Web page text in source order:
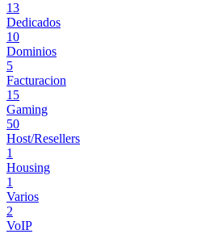
13
Dedicados
10
Dominios
5
Facturacion
15
Gaming
50
Host/Resellers
1
Housing
1
Varios
2
VoIP